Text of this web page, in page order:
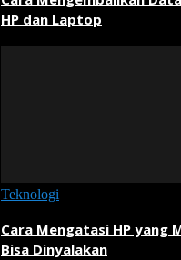
HP dan Laptop
Teknologi
Cara Mengatasi HP yang
Bisa Dinyalakan